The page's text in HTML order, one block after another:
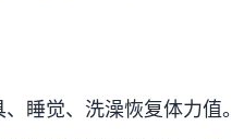
睡觉、洗澡恢复体力值。